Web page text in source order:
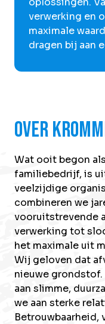
Sustainability
Nieuws
Werken bij
NL
verwerking en
maximale
dragen bij aan
Over
Wat ooit begon
familiebedrijf, is
veelzijdige
combineren we
vooruitstrevende
verwerking tot
het maximale uit
Wij geloven dat
nieuwe grondstof.
aan slimme,
we aan sterke
Betrouwbaarheid,